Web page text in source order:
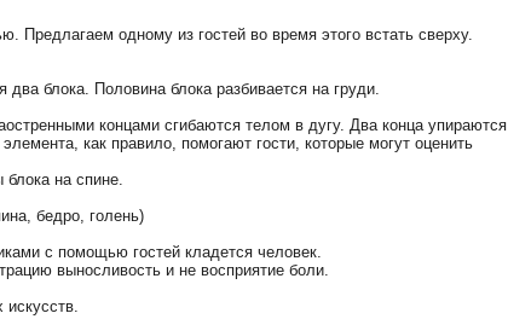
Предлагаем одному из гостей во время этого встать сверху.
блока. Половина блока разбивается на груди.
концами сгибаются телом в дугу. Два конца упираются
как правило, помогают гости, которые могут оценить
на спине.
бедро, голень)
с помощью гостей кладется человек.
выносливость и не восприятие боли.